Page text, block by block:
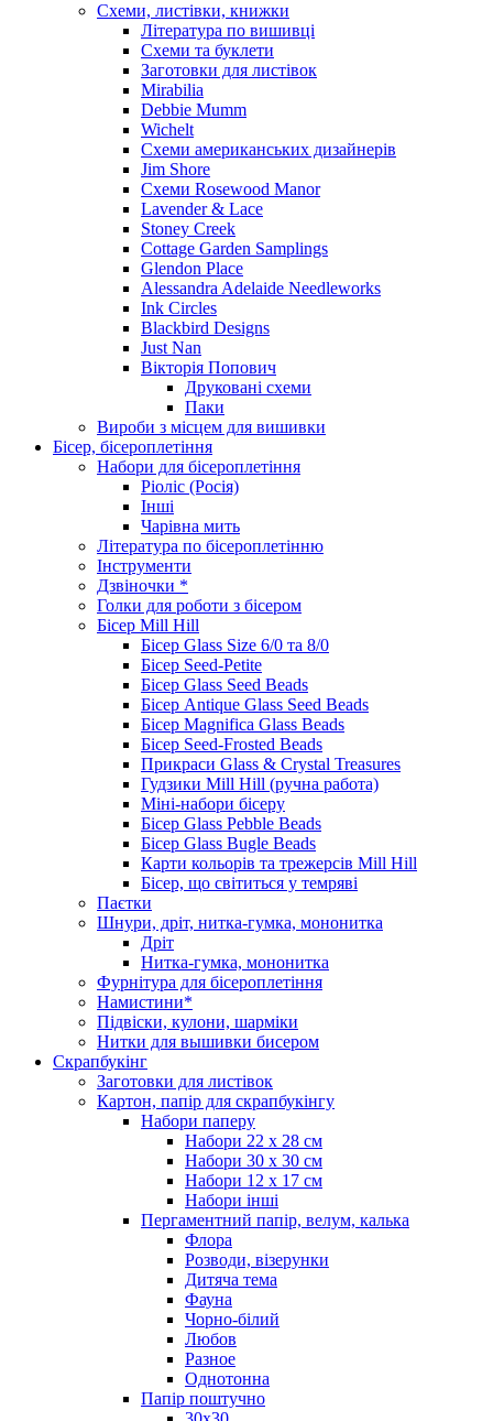
Схеми, листівки, книжки
Література по вишивці
Схеми та буклети
Заготовки для листівок
Mirabilia
Debbie Mumm
Wichelt
Схеми американських дизайнерів
Jim Shore
Cхеми Rosewood Manor
Lavender & Lace
Stoney Creek
Cottage Garden Samplings
Glendon Place
Alessandra Adelaide Needleworks
Ink Circles
Blackbird Designs
Just Nan
Вікторія Попович
Друковані схеми
Паки
Вироби з місцем для вишивки
Бісер, бісероплетіння
Набори для бісероплетіння
Ріоліс (Росія)
Інші
Чарівна мить
Література по бісероплетінню
Інструменти
Дзвіночки *
Голки для роботи з бісером
Бісер Mill Hill
Бісер Glass Size 6/0 та 8/0
Бісер Seed-Petite
Бісер Glass Seed Beads
Бісер Antique Glass Seed Beads
Бісер Magnifica Glass Beads
Бісер Seed-Frosted Beads
Прикраси Glass & Crystal Treasures
Гудзики Mill Hill (ручна работа)
Міні-набори бісеру
Бісер Glass Pebble Beads
Бісер Glass Bugle Beads
Карти кольорів та трежерсів Mill Hill
Бісер, що світиться у темряві
Паєтки
Шнури, дріт, нитка-гумка, мононитка
Дріт
Нитка-гумка, мононитка
Фурнітура для бісероплетіння
Намистини*
Підвіски, кулони, шарміки
Нитки для вышивки бисером
Скрапбукінг
Заготовки для листівок
Картон, папір для скрапбукінгу
Набори паперу
Набори 22 х 28 см
Набори 30 х 30 см
Набори 12 х 17 см
Набори інші
Пергаментний папір, велум, калька
Флора
Розводи, візерунки
Дитяча тема
Фауна
Чорно-білий
Любов
Разное
Однотонна
Папір поштучно